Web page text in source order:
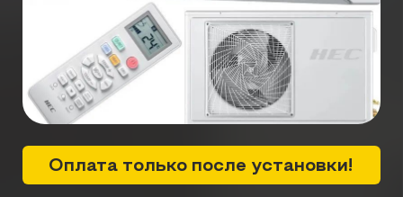
Расчет за 1 минуту
+7
ПОЛУЧИТЬ РАСЧЕТ
Оплата только после установки!